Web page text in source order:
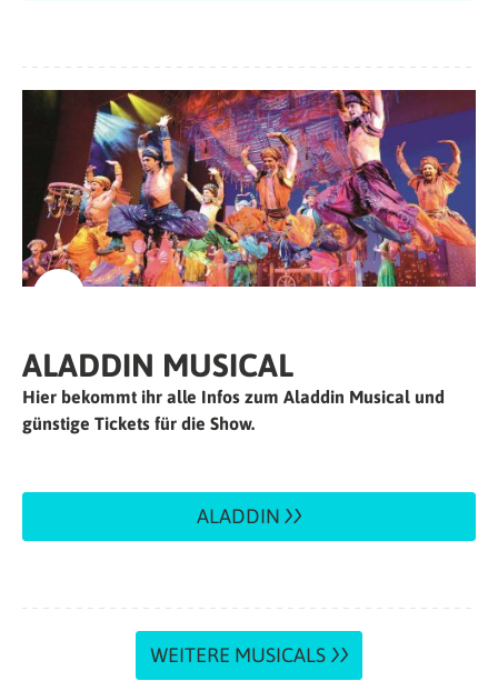
ALADDIN MUSICAL
Hier bekommt ihr alle Infos zum Aladdin Musical und
günstige Tickets für die Show.
ALADDIN
WEITERE MUSICALS